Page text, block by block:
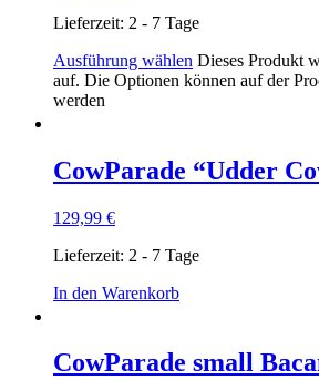
Lieferzeit: 2 - 7 Tage
Ausführung wählen Dieses Produkt
auf. Die Optionen können auf der
werden
CowParade “Udder
129,99 €
Lieferzeit: 2 - 7 Tage
In den Warenkorb
CowParade small